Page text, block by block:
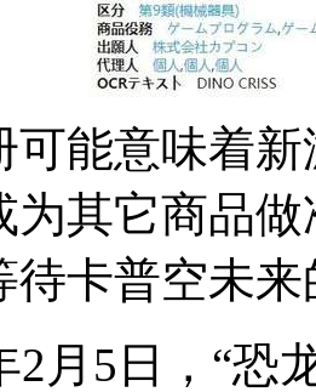
可能意味着
为其它商品
待卡普空未
2月5日，“恐